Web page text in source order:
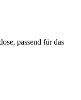
passend für das